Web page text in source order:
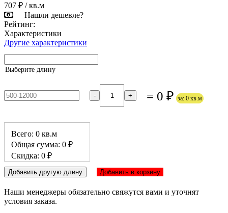
707 ₽ / кв.м
Нашли дешевле?
Рейтинг:
Характеристики
Другие характеристики
Выберите длину
- + = 0 ₽ за: 0 кв.м
Всего: 0 кв.м
Общая сумма: 0 ₽
Скидка: 0 ₽
Добавить другую длину Добавить в корзину
Наши менеджеры обязательно свяжутся вами и уточнят
условия заказа.